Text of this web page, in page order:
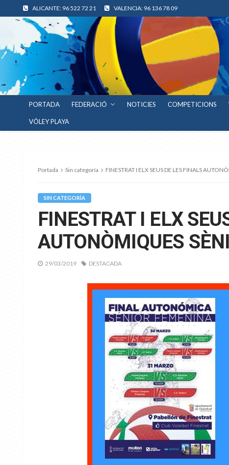
ALICANTE: 96 522 72 21 VALENCIA: 96 136 78 09
PORTADA FEDERACIÓ NOTICIES COMPETICIONS
VÓLEY PLAYA
Portada Sin categoría FINESTRAT I ELX SEUS DE LES FINALS
SIN CATEGORÍA
FINESTRAT I ELX
AUTONÒMIQUES
29/03/2019 DESTACADA